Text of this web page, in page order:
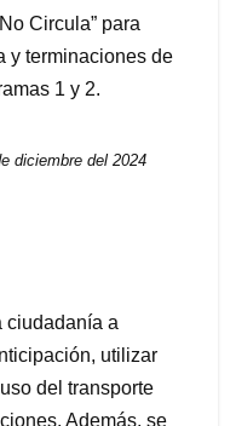
Circula” para
y terminaciones de
1 y 2.
diciembre del 2024
ciudadanía a
utilizar
del transporte
Además, se